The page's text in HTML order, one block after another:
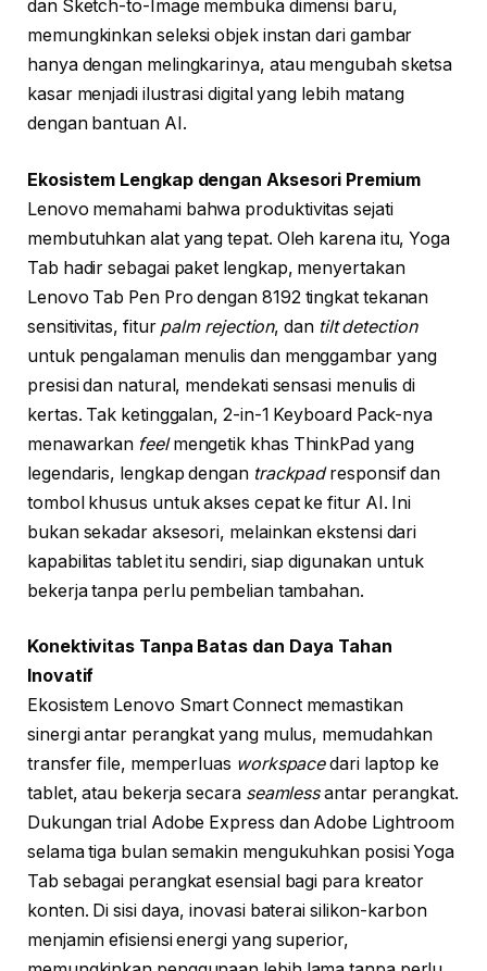
dan Sketch-to-Image membuka dimensi baru,
memungkinkan seleksi objek instan dari gambar
hanya dengan melingkarinya, atau mengubah sketsa
kasar menjadi ilustrasi digital yang lebih matang
dengan bantuan AI.
Ekosistem Lengkap dengan Aksesori Premium
Lenovo memahami bahwa produktivitas sejati
membutuhkan alat yang tepat. Oleh karena itu, Yoga
Tab hadir sebagai paket lengkap, menyertakan
Lenovo Tab Pen Pro dengan 8192 tingkat tekanan
sensitivitas, fitur palm rejection, dan tilt detection
untuk pengalaman menulis dan menggambar yang
presisi dan natural, mendekati sensasi menulis di
kertas. Tak ketinggalan, 2-in-1 Keyboard Pack-nya
menawarkan feelmengetik khas ThinkPad yang
legendaris, lengkap dengan trackpadresponsif dan
tombol khusus untuk akses cepat ke fitur AI. Ini
bukan sekadar aksesori, melainkan ekstensi dari
kapabilitas tablet itu sendiri, siap digunakan untuk
bekerja tanpa perlu pembelian tambahan.
Konektivitas Tanpa Batas dan Daya Tahan
Inovatif
Ekosistem Lenovo Smart Connect memastikan
sinergi antar perangkat yang mulus, memudahkan
transfer file, memperluas workspacedari laptop ke
tablet, atau bekerja secara seamlessantar perangkat.
Dukungan trial Adobe Express dan Adobe Lightroom
selama tiga bulan semakin mengukuhkan posisi Yoga
Tab sebagai perangkat esensial bagi para kreator
konten. Di sisi daya, inovasi baterai silikon-karbon
menjamin efisiensi energi yang superior,